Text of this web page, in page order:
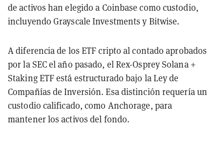
de activos han elegido a Coinbase como custodio,
incluyendo Grayscale Investments y Bitwise.
A diferencia de los ETF cripto al contado aprobados
por la SEC el año pasado, el Rex-Osprey Solana +
Staking ETF está estructurado bajo la Ley de
Compañías de Inversión. Esa distinción requería un
custodio calificado, como Anchorage, para
mantener los activos del fondo.